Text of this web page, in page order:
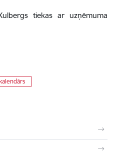
tiekas ar uzņēmuma